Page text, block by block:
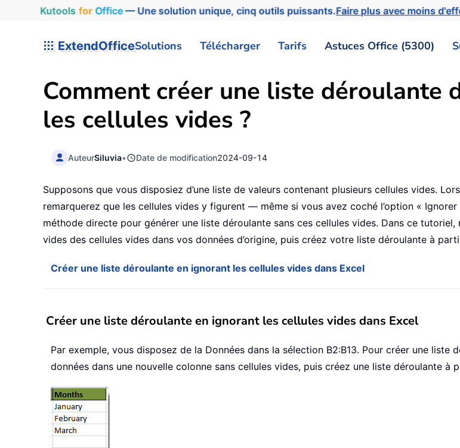
Kutools for Office— Une solution unique, cinq outils puissants.Faire plus avec moins
ExtendOfficeSolutions Télécharger Tarifs Astuces Office (5300)
Comment créer une liste déroulante
les cellules vides ?
AuteurSiluvia• Date de modification2024-09-14
Supposons que vous disposiez d’une liste de valeurs contenant plusieurs cellules vides.
remarquerez que les cellules vides y figurent — même si vous avez coché l’option «
méthode directe pour générer une liste déroulante sans ces cellules vides. Dans ce
vides des cellules vides dans vos données d’origine, puis créez votre liste déroulante à
Créer une liste déroulante en ignorant les cellules vides dans Excel
Créer une liste déroulante en ignorant les cellules vides dans Excel
Par exemple, vous disposez de la Données dans la sélection B2:B13. Pour créer une
données dans une nouvelle colonne sans cellules vides, puis créez une liste déroulante à